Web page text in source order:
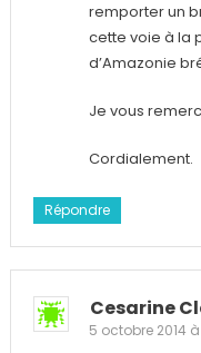
remporter un
cette voie à la
d’Amazonie
Je vous
Cordialement.
Répondre
Cesarine
5 octobre 2014